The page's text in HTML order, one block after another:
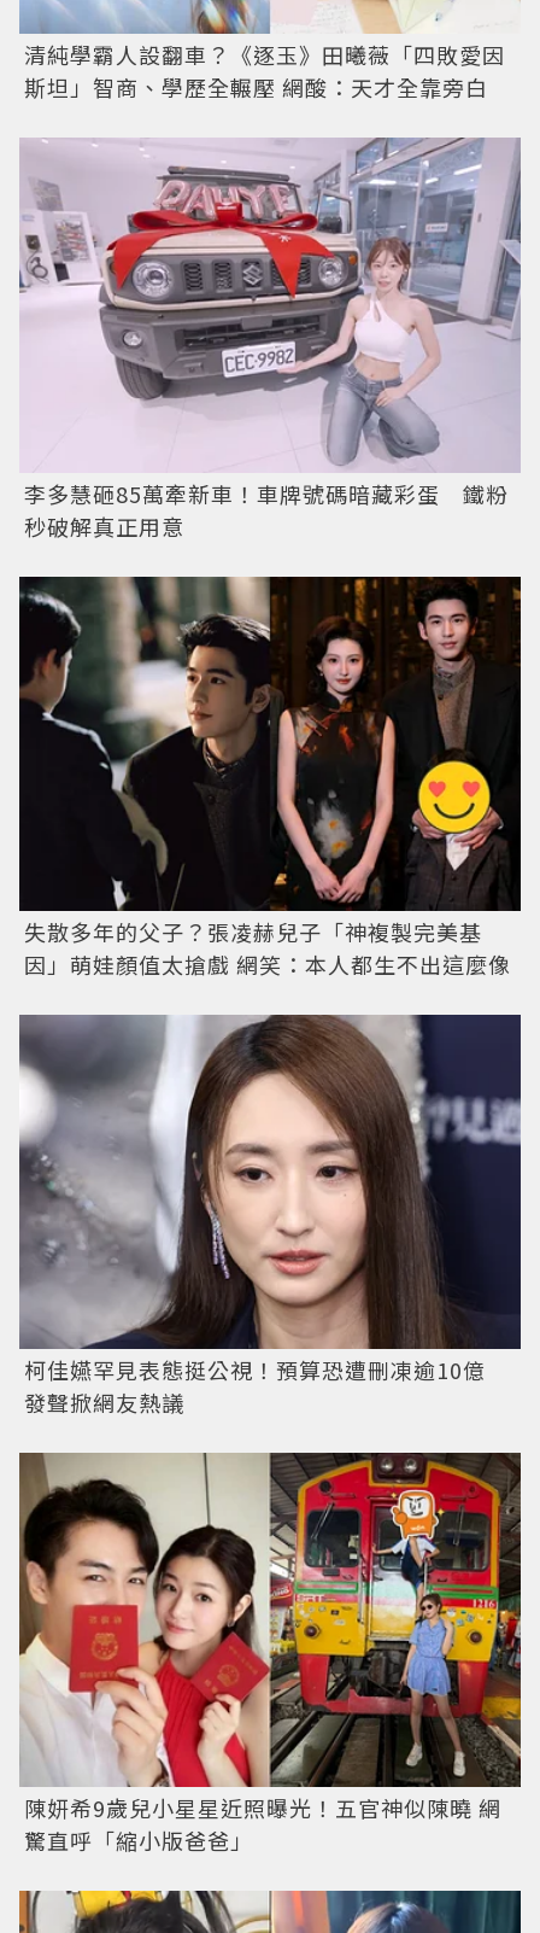
清純學霸人設翻車？《逐玉》田曦薇「四敗愛因
斯坦」智商、學歷全輾壓 網酸：天才全靠旁白
李多慧砸85萬牽新車！車牌號碼暗藏彩蛋 鐵粉
秒破解真正用意
失散多年的父子？張凌赫兒子「神複製完美基
因」萌娃顏值太搶戲 網笑：本人都生不出這麼像
柯佳嬿罕見表態挺公視！預算恐遭刪凍逾10億
發聲掀網友熱議
陳妍希9歲兒小星星近照曝光！五官神似陳曉 網
驚直呼「縮小版爸爸」